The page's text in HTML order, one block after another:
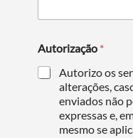
Autorização *
Autorizo os
alterações,
enviados não
expressas e,
mesmo se